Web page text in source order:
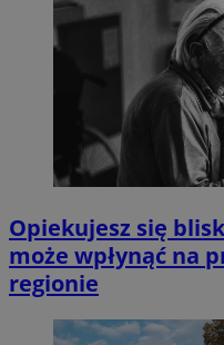
Opiekujesz się
może wpłynąć na
regionie